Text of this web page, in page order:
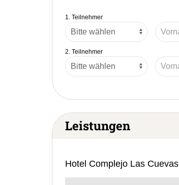
1. Teilnehmer
2. Teilnehmer
Leistungen
Hotel Complejo Las Cuevas